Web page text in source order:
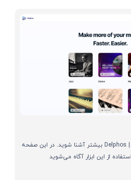
با هوش مصنوعی Delphos | AI Music بیشتر آشنا شوید. در این صفحه
از این ابزار آگاه می‌شوید